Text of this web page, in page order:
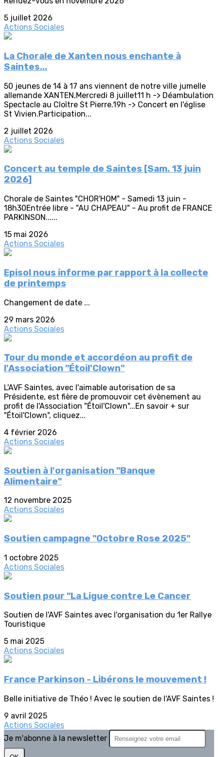
5 juillet 2026
Actions Sociales
La Chorale de Xanten nous enchante à
Saintes...
50 jeunes de 14 à 17 ans viennent de notre ville jumelle
allemande XANTEN,Mercredi 8 juillet11 h -> Déambulation
Spectacle au Cloître St Pierre.19h -> Concert en l'église
St Vivien.Participation...
2 juillet 2026
Actions Sociales
Concert au temple de Saintes [Sam. 13 juin
2026]
Chorale de Saintes "CHOR'HOM" - Samedi 13 juin -
18h30Entrée libre - "AU CHAPEAU" - Au profit de FRANCE
PARKINSON......
15 mai 2026
Actions Sociales
Episol nous informe par rapport à la collecte
de printemps
Changement de date ...
29 mars 2026
Actions Sociales
Tour du monde et accordéon au profit de
l'Association "Étoil'Clown"
L'AVF Saintes, avec l'aimable autorisation de sa
Présidente, est fière de promouvoir cet évènement au
profit de l'Association "Étoil'Clown"...En savoir + sur
"Étoil'Clown", cliquez...
4 février 2026
Actions Sociales
Soutien à l'organisation "Banque
Alimentaire"
12 novembre 2025
Actions Sociales
Soutien campagne "Octobre Rose 2025"
1 octobre 2025
Actions Sociales
Soutien pour "La Ligue contre Le Cancer
Soutien de l'AVF Saintes avec l'organisation du 1er Rallye
Touristique
5 mai 2025
Actions Sociales
France Parkinson - Libérons le mouvement !
Belle initiative de Théo ! Avec le soutien de l'AVF Saintes !
9 avril 2025
Actions Sociales
Je m'abonne à la newsletter